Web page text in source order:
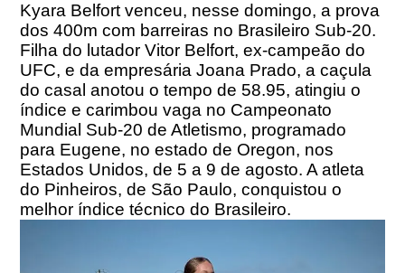
Kyara Belfort venceu, nesse domingo, a prova
dos 400m com barreiras no Brasileiro Sub-20.
Filha do lutador Vitor Belfort, ex-campeão do
UFC, e da empresária Joana Prado, a caçula
do casal anotou o tempo de 58.95, atingiu o
índice e carimbou vaga no Campeonato
Mundial Sub-20 de Atletismo, programado
para Eugene, no estado de Oregon, nos
Estados Unidos, de 5 a 9 de agosto. A atleta
do Pinheiros, de São Paulo, conquistou o
melhor índice técnico do Brasileiro.